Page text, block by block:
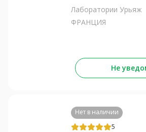
Лаборатории Урьяж
ФРАНЦИЯ
Не
Нет в наличии
5